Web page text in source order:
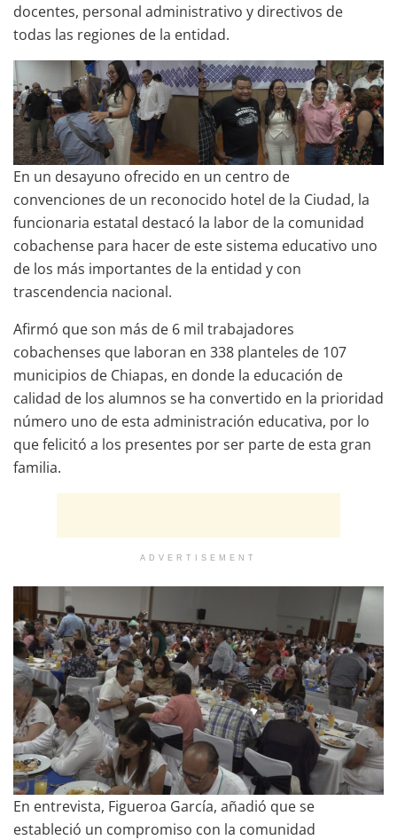
docentes, personal administrativo y directivos de
todas las regiones de la entidad.
En un desayuno ofrecido en un centro de
convenciones de un reconocido hotel de la Ciudad, la
funcionaria estatal destacó la labor de la comunidad
cobachense para hacer de este sistema educativo uno
de los más importantes de la entidad y con
trascendencia nacional.
Afirmó que son más de 6 mil trabajadores
cobachenses que laboran en 338 planteles de 107
municipios de Chiapas, en donde la educación de
calidad de los alumnos se ha convertido en la prioridad
número uno de esta administración educativa, por lo
que felicitó a los presentes por ser parte de esta gran
familia.
ADVERTISEMENT
En entrevista, Figueroa García, añadió que se
estableció un compromiso con la comunidad